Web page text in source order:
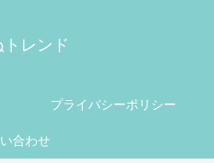
トレンド
プライバシーポリシー
合わせ